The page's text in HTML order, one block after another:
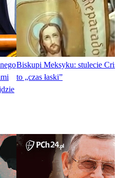
Biskupi Meksyku: stulecie
to „czas łaski”